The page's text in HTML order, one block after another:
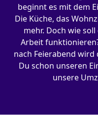
beginnt es mit dem
Die Küche, das
mehr. Doch wie
Arbeit
nach Feierabend wird
Du schon unseren
unsere